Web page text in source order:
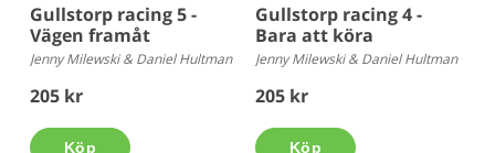
Gullstorp racing 5 -
Vägen framåt
Jenny Milewski & Daniel Hultman
205 kr
Köp
Gullstorp racing 4 -
Bara att köra
Jenny Milewski & Daniel Hultman
205 kr
Köp